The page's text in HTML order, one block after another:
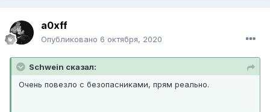
a0xff
Опубликовано 6 октября, 2020
Schwein сказал:
Очень повезло с безопасниками, прям реально.